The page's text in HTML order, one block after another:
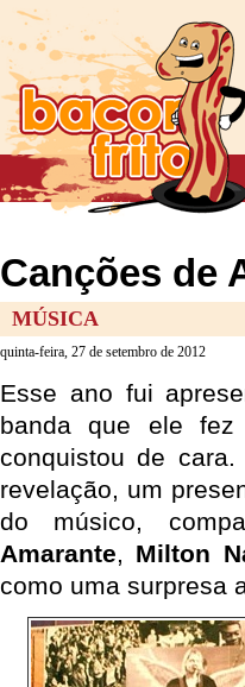
Canções de
MÚSICA
quinta-feira, 27 de setembro de 2012
Esse ano fui
banda que ele
conquistou de cara.
revelação, um
do músico,
Amarante, Milton
como uma surpresa